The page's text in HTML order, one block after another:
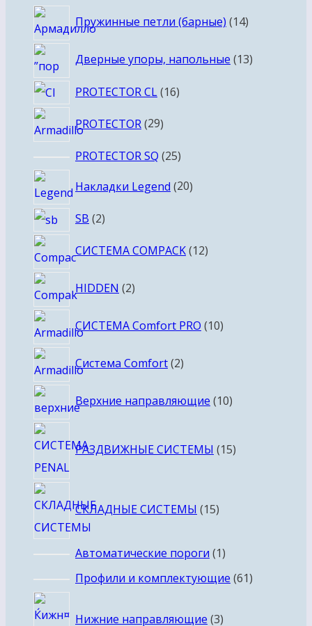
Пружинные петли (барные) 1414
Дверные упоры, напольные 1313
PROTECTOR CL 1616
PROTECTOR 2929
PROTECTOR SQ 2525
Накладки Legend 2020
SB 22
СИСТЕМА COMPACK 1212
HIDDEN 22
СИСТЕМА Comfort PRO 1010
Система Comfort 22
Верхние направляющие 1010
РАЗДВИЖНЫЕ СИСТЕМЫ 15товаров
СКЛАДНЫЕ СИСТЕМЫ 15товаров
Автоматические пороги 11
товар
Профили и комплектующие 6161
Нижние направляющие 3